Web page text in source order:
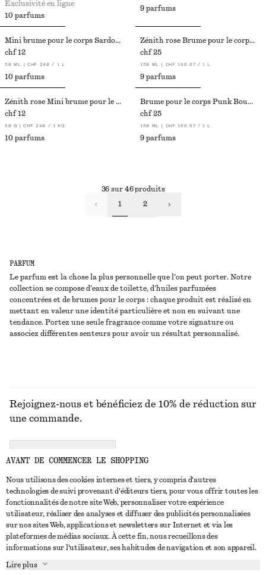
PARFUM
Le parfum est la chose la plus personnelle que l’on peut porter. Notre
collection se compose d’eaux de toilette, d’huiles parfumées
concentrées et de brumes pour le corps : chaque produit est réalisé en
mettant en valeur une identité particulière et non en suivant une
tendance. Portez une seule fragrance comme votre signature ou
associez différentes senteurs pour avoir un résultat personnalisé.
10 parfums
Exclusivité en ligne
9 parfums
Mini brume pour le corps Sardonyx Fire
chf 12
50 ML | CHF 240 / 1 L
10 parfums
Zénith rose Brume pour le corps Pink Noon
chf 25
150 ML | CHF 166.67 / 1 L
9 parfums
Zénith rose Mini brume pour le corps Pink Noon
chf 12
50 G | CHF 240 / 1 KG
10 parfums
Brume pour le corps Punk Bouquet
chf 25
150 ML | CHF 166.67 / 1 L
9 parfums
36 sur 46 produits
1 2
NOUS CONTACTER
Nous contacter
Trouver un magasin
Affilié(e)s
Instagram
Pinterest
SERVICE CLIENT
À PROPOS
Rejoignez-nous et bénéficiez de 10% de réduction sur
une commande.
AVANT DE COMMENCER LE SHOPPING
Nous utilisons des cookies internes et tiers, y compris d'autres
technologies de suivi provenant d'éditeurs tiers, pour vous offrir toutes les
fonctionnalités de notre site Web, personnaliser votre expérience
utilisateur, réaliser des analyses et diffuser des publicités personnalisées
sur nos sites Web, applications et newsletters sur Internet et via les
plateformes de médias sociaux. À cette fin, nous recueillons des
informations sur l'utilisateur, ses habitudes de navigation et son appareil.
Lire plus